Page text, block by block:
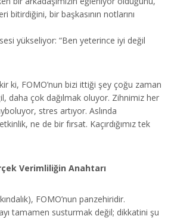
bitirdiğini, bir başkasının notlarını
yükseliyor: “Ben yeterince iyi değil
ki, FOMO’nun bizi ittiği şey çoğu zaman
daha çok dağılmak oluyor. Zihnimiz her
stres artıyor. Aslında
ne de bir fırsat. Kaçırdığımız tek
Verimliliğin Anahtarı
FOMO’nun panzehiridir.
tamamen susturmak değil; dikkatini şu